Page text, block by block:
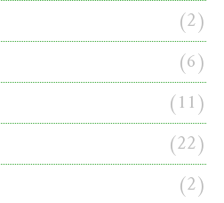
(2)
(6)
(11)
(22)
(2)